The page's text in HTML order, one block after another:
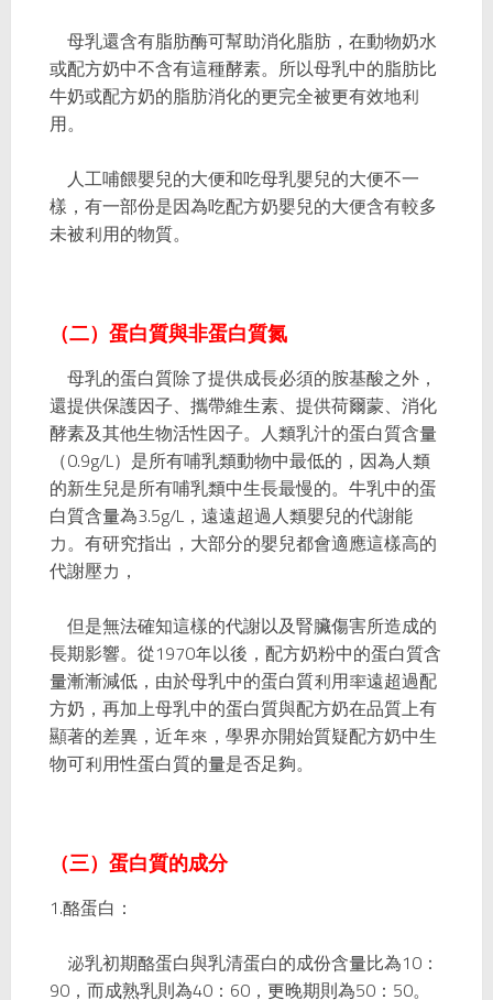
母乳還含有脂肪酶可幫助消化脂肪，在動物奶水
或配方奶中不含有這種酵素。所以母乳中的脂肪比
牛奶或配方奶的脂肪消化的更完全被更有效地利
用。
人工哺餵嬰兒的大便和吃母乳嬰兒的大便不一
樣，有一部份是因為吃配方奶嬰兒的大便含有較多
未被利用的物質。
（二）蛋白質與非蛋白質氮
母乳的蛋白質除了提供成長必須的胺基酸之外，
還提供保護因子、攜帶維生素、提供荷爾蒙、消化
酵素及其他生物活性因子。人類乳汁的蛋白質含量
（0.9g/L）是所有哺乳類動物中最低的，因為人類
的新生兒是所有哺乳類中生長最慢的。牛乳中的蛋
白質含量為3.5g/L，遠遠超過人類嬰兒的代謝能
力。有研究指出，大部分的嬰兒都會適應這樣高的
代謝壓力，
但是無法確知這樣的代謝以及腎臟傷害所造成的
長期影響。從1970年以後，配方奶粉中的蛋白質含
量漸漸減低，由於母乳中的蛋白質利用率遠超過配
方奶，再加上母乳中的蛋白質與配方奶在品質上有
顯著的差異，近年來，學界亦開始質疑配方奶中生
物可利用性蛋白質的量是否足夠。
（三）蛋白質的成分
1.酪蛋白 ：
泌乳初期酪蛋白與乳清蛋白的成份含量比為10：
90，而成熟乳則為40：60，更晚期則為50：50。